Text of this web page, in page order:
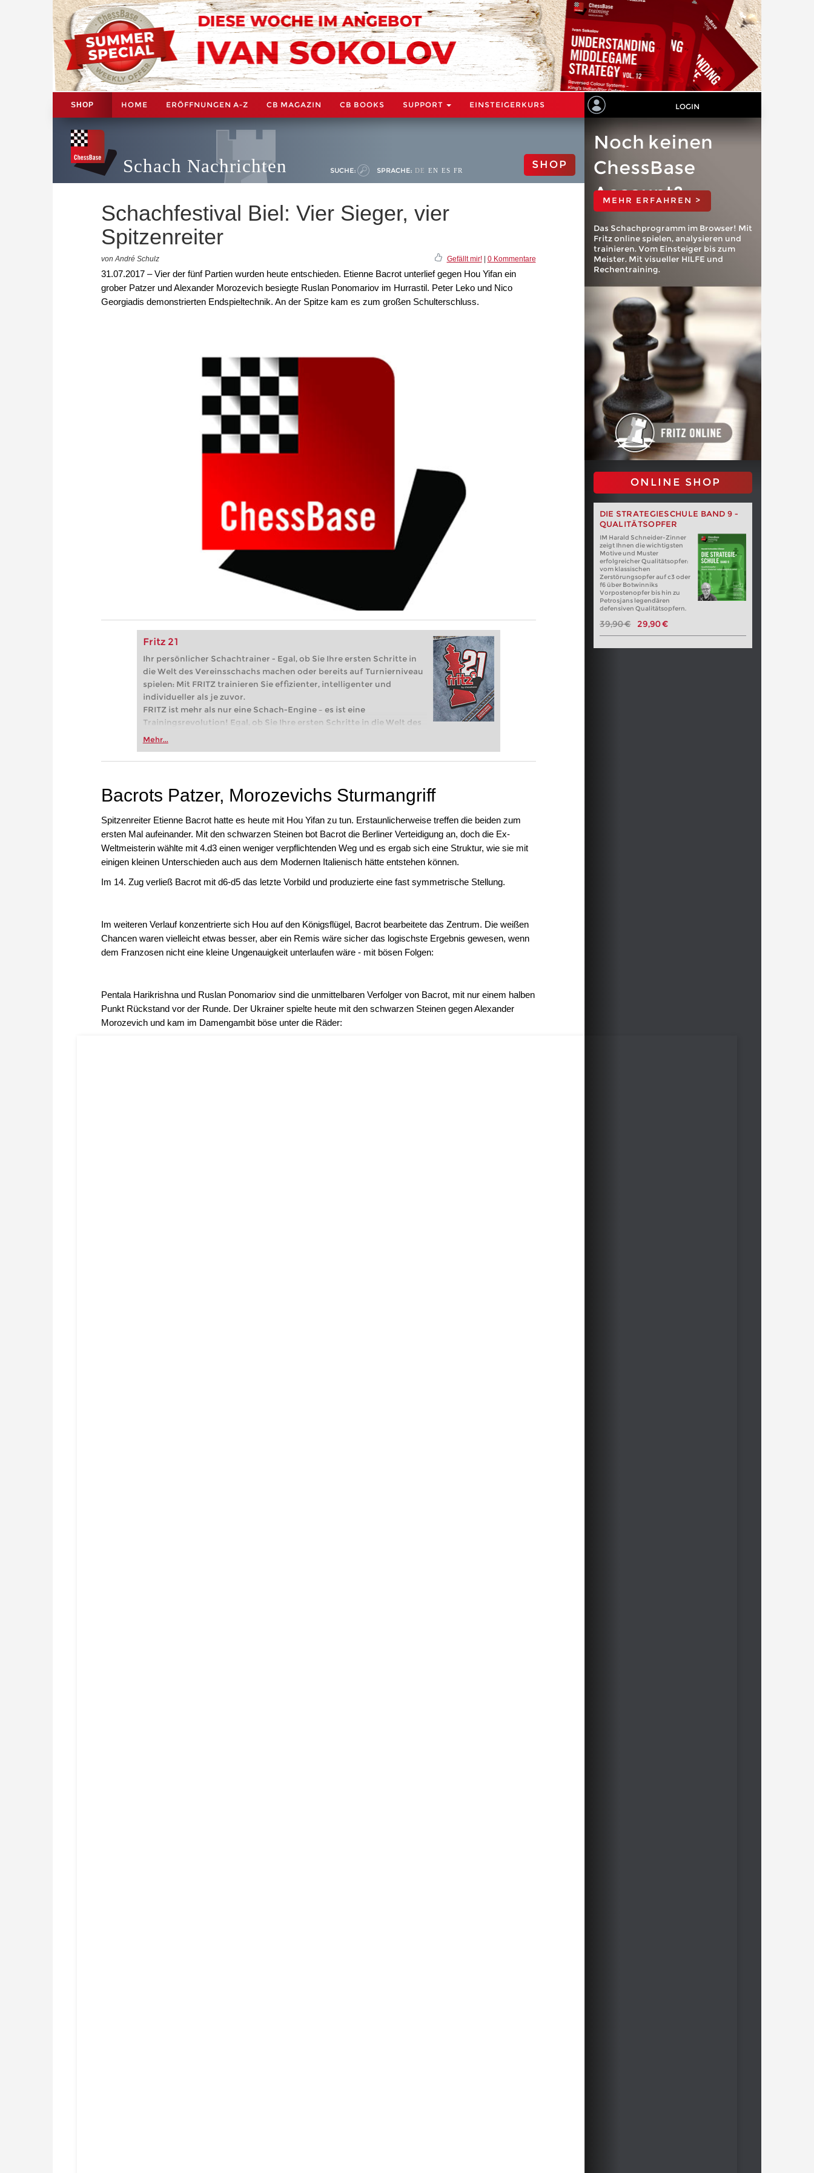
SHOP HOME ERÖFFNUNGEN A-Z CB MAGAZIN CB BOOKS SUPPORT EINSTEIGERKURS LOGIN
Schach Nachrichten SUCHE: SPRACHE: DE EN ES FR SHOP
Schachfestival Biel: Vier Sieger, vier
Spitzenreiter
von André Schulz Gefällt mir!| 0 Kommentare
31.07.2017 – Vier der fünf Partien wurden heute entschieden. Etienne Bacrot unterlief gegen Hou Yifan ein
grober Patzer und Alexander Morozevich besiegte Ruslan Ponomariov im Hurrastil. Peter Leko und Nico
Georgiadis demonstrierten Endspieltechnik. An der Spitze kam es zum großen Schulterschluss.
Fritz 21
Ihr persönlicher Schachtrainer - Egal, ob Sie Ihre ersten Schritte in
die Welt des Vereinsschachs machen oder bereits auf Turnierniveau
spielen: Mit FRITZ trainieren Sie effizienter, intelligenter und
individueller als je zuvor.
FRITZ ist mehr als nur eine Schach-Engine – es ist eine
Trainingsrevolution! Egal, ob Sie Ihre ersten Schritte in die Welt des
Vereinsschachs machen oder bereits auf Turnierniveau spielen: Mit
zuvor.
Mehr...
Noch keinen
ChessBase
Account?
MEHR ERFAHREN >
Das Schachprogramm im Browser! Mit
Fritz online spielen, analysieren und
trainieren. Vom Einsteiger bis zum
Meister. Mit visueller HILFE und
Rechentraining.
ONLINE SHOP
DIE STRATEGIESCHULE BAND 9 -
QUALITÄTSOPFER
IM Harald Schneider-Zinner
zeigt Ihnen die wichtigsten
Motive und Muster
erfolgreicher Qualitätsopfer:
vom klassischen
Zerstörungsopfer auf c3 oder
f6 über Botwinniks
Vorpostenopfer bis hin zu
Petrosjans legendären
defensiven Qualitätsopfern.
39,90 € 29,90 €
Bacrots Patzer, Morozevichs Sturmangriff
Spitzenreiter Etienne Bacrot hatte es heute mit Hou Yifan zu tun. Erstaunlicherweise treffen die beiden zum
ersten Mal aufeinander. Mit den schwarzen Steinen bot Bacrot die Berliner Verteidigung an, doch die Ex-
Weltmeisterin wählte mit 4.d3 einen weniger verpflichtenden Weg und es ergab sich eine Struktur, wie sie mit
einigen kleinen Unterschieden auch aus dem Modernen Italienisch hätte entstehen können.
Im 14. Zug verließ Bacrot mit d6-d5 das letzte Vorbild und produzierte eine fast symmetrische Stellung.
Im weiteren Verlauf konzentrierte sich Hou auf den Königsflügel, Bacrot bearbeitete das Zentrum. Die weißen
Chancen waren vielleicht etwas besser, aber ein Remis wäre sicher das logischste Ergebnis gewesen, wenn
dem Franzosen nicht eine kleine Ungenauigkeit unterlaufen wäre - mit bösen Folgen:
Pentala Harikrishna und Ruslan Ponomariov sind die unmittelbaren Verfolger von Bacrot, mit nur einem halben
Punkt Rückstand vor der Runde. Der Ukrainer spielte heute mit den schwarzen Steinen gegen Alexander
Morozevich und kam im Damengambit böse unter die Räder: